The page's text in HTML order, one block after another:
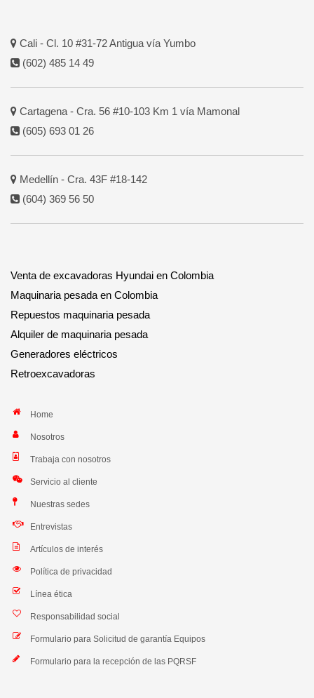
Cali - Cl. 10 #31-72 Antigua vía Yumbo
(602) 485 14 49
Cartagena - Cra. 56 #10-103 Km 1 vía Mamonal
(605) 693 01 26
Medellín - Cra. 43F #18-142
(604) 369 56 50
Venta de excavadoras Hyundai en Colombia
Maquinaria pesada en Colombia
Repuestos maquinaria pesada
Alquiler de maquinaria pesada
Generadores eléctricos
Retroexcavadoras
Home
Nosotros
Trabaja con nosotros
Servicio al cliente
Nuestras sedes
Entrevistas
Artículos de interés
Política de privacidad
Línea ética
Responsabilidad social
Formulario para Solicitud de garantía Equipos
Formulario para la recepción de las PQRSF